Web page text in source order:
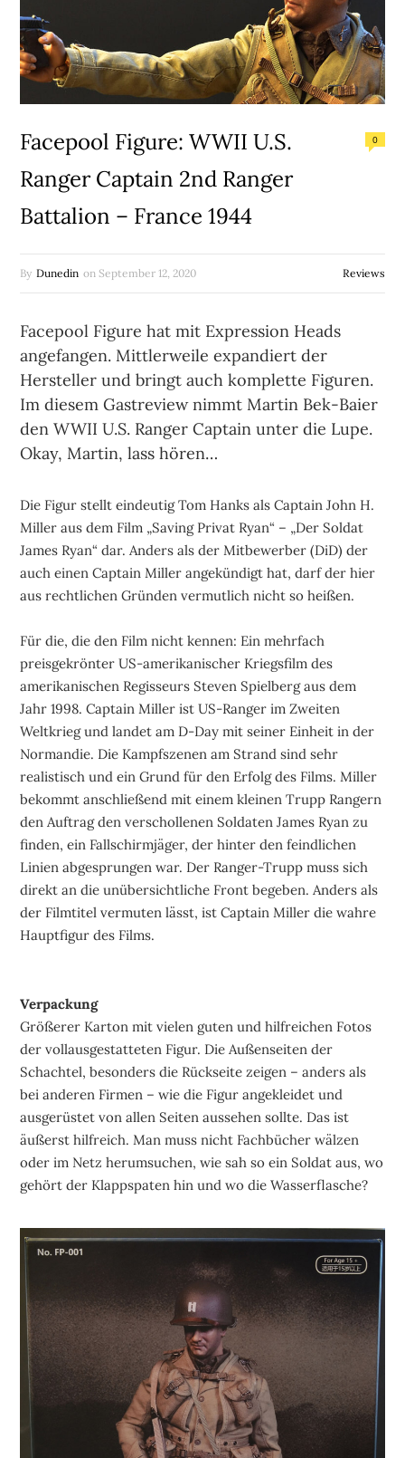
Facepool Figure: WWII U.S.
Ranger Captain 2nd Ranger
Battalion – France 1944
0
By Dunedin on September 12, 2020 Reviews
Facepool Figure hat mit Expression Heads
angefangen. Mittlerweile expandiert der
Hersteller und bringt auch komplette Figuren.
Im diesem Gastreview nimmt Martin Bek-Baier
den WWII U.S. Ranger Captain unter die Lupe.
Okay, Martin, lass hören…
Die Figur stellt eindeutig Tom Hanks als Captain John H.
Miller aus dem Film „Saving Privat Ryan“ – „Der Soldat
James Ryan“ dar. Anders als der Mitbewerber (DiD) der
auch einen Captain Miller angekündigt hat, darf der hier
aus rechtlichen Gründen vermutlich nicht so heißen.
Für die, die den Film nicht kennen: Ein mehrfach
preisgekrönter US-amerikanischer Kriegsfilm des
amerikanischen Regisseurs Steven Spielberg aus dem
Jahr 1998. Captain Miller ist US-Ranger im Zweiten
Weltkrieg und landet am D-Day mit seiner Einheit in der
Normandie. Die Kampfszenen am Strand sind sehr
realistisch und ein Grund für den Erfolg des Films. Miller
bekommt anschließend mit einem kleinen Trupp Rangern
den Auftrag den verschollenen Soldaten James Ryan zu
finden, ein Fallschirmjäger, der hinter den feindlichen
Linien abgesprungen war. Der Ranger-Trupp muss sich
direkt an die unübersichtliche Front begeben. Anders als
der Filmtitel vermuten lässt, ist Captain Miller die wahre
Hauptfigur des Films.
Verpackung
Größerer Karton mit vielen guten und hilfreichen Fotos
der vollausgestatteten Figur. Die Außenseiten der
Schachtel, besonders die Rückseite zeigen – anders als
bei anderen Firmen – wie die Figur angekleidet und
ausgerüstet von allen Seiten aussehen sollte. Das ist
äußerst hilfreich. Man muss nicht Fachbücher wälzen
oder im Netz herumsuchen, wie sah so ein Soldat aus, wo
gehört der Klappspaten hin und wo die Wasserflasche?